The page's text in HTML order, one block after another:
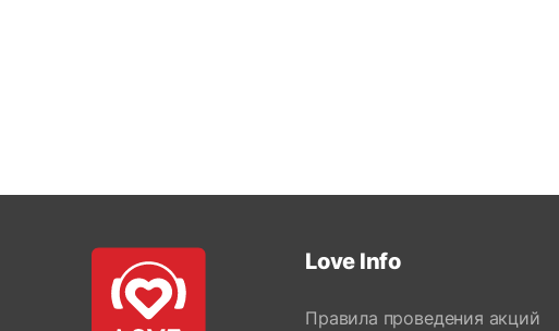
Love Info
Правила проведения акций